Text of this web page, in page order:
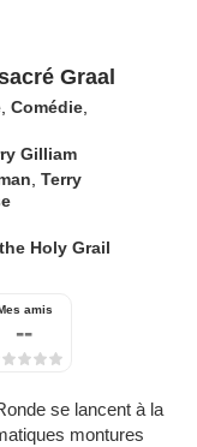
Graal
,Comédie
Gilliam
,Terry
Holy Grail
amis
--
se lancent à la
montures